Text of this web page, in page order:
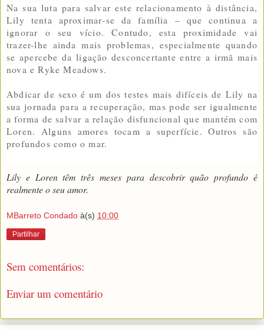
Na sua luta para salvar este relacionamento à distância,
Lily tenta aproximar‑se da família – que continua a
ignorar o seu vício. Contudo, esta proximidade vai
trazer-lhe ainda mais problemas, especialmente quando
se apercebe da ligação desconcertante entre a irmã mais
nova e Ryke Meadows.
Abdicar de sexo é um dos testes mais difíceis de Lily na
sua jornada para a recuperação, mas pode ser igualmente
a forma de salvar a relação disfuncional que mantém com
Loren. Alguns amores tocam a superfície. Outros são
profundos como o mar.
Lily e Loren têm três meses para descobrir quão profundo é
realmente o seu amor.
MBarreto Condado à(s) 10:00
Partilhar
Sem comentários:
Enviar um comentário